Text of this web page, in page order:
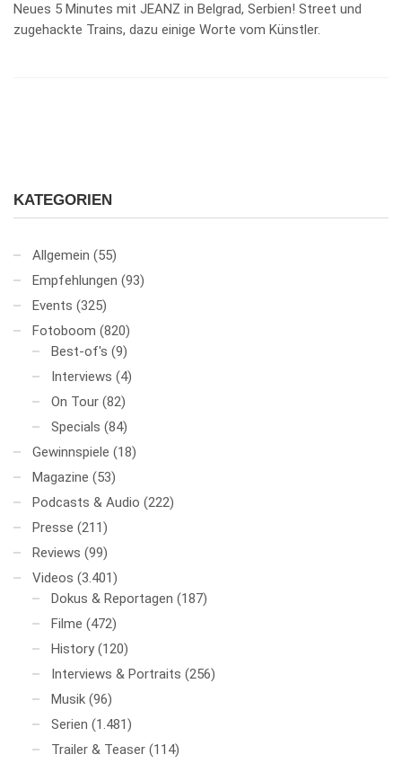
Neues 5 Minutes mit JEANZ in Belgrad, Serbien! Street und
zugehackte Trains, dazu einige Worte vom Künstler.
KATEGORIEN
Allgemein (55)
Empfehlungen (93)
Events (325)
Fotoboom (820)
Best-of's (9)
Interviews (4)
On Tour (82)
Specials (84)
Gewinnspiele (18)
Magazine (53)
Podcasts & Audio (222)
Presse (211)
Reviews (99)
Videos (3.401)
Dokus & Reportagen (187)
Filme (472)
History (120)
Interviews & Portraits (256)
Musik (96)
Serien (1.481)
Trailer & Teaser (114)